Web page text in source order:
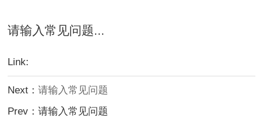
请输入常见问题...
Link:
Next： 请输入常见问题
Prev： 请输入常见问题